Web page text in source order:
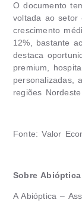
O documento
voltada ao setor
crescimento
12%, bastante
destaca
premium,
personalizadas,
regiões
Fonte: Valor
Sobre Abióptica
A Abióptica –